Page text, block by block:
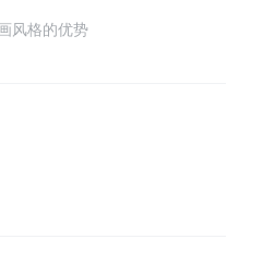
风格的优势